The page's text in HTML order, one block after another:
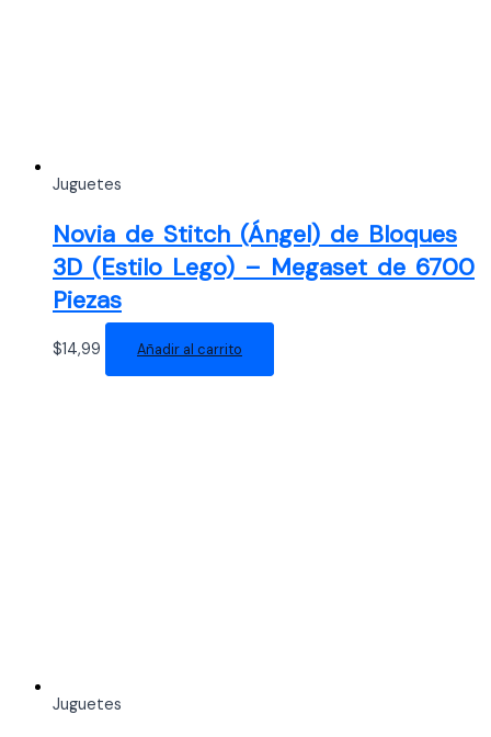
Juguetes
Novia de Stitch (Ángel) de Bloques
3D (Estilo Lego) – Megaset de 6700
Piezas
$14,99 Añadir al carrito
Juguetes